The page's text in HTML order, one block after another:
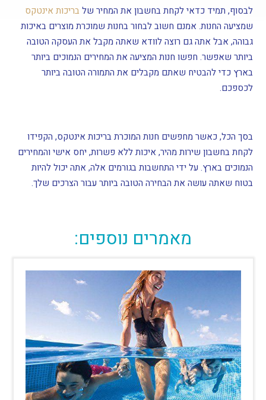
לבסוף, תמיד כדאי לקחת בחשבון את המחיר של בריכות אינטקס
שמציעה החנות. אמנם חשוב לבחור בחנות שמוכרת מוצרים באיכות
גבוהה, אבל אתה גם רוצה לוודא שאתה מקבל את העסקה הטובה
ביותר שאפשר. חפשו חנות המציעה את המחירים הנמוכים ביותר
בארץ כדי להבטיח שאתם מקבלים את התמורה הטובה ביותר
לכספכם.
בסך הכל, כאשר מחפשים חנות המוכרת בריכות אינטקס, הקפידו
לקחת בחשבון שירות מהיר, איכות ללא פשרות, יחס אישי והמחירים
הנמוכים בארץ. על ידי התחשבות בגורמים אלה, אתה יכול להיות
בטוח שאתה עושה את הבחירה הטובה ביותר עבור הצרכים שלך.
מאמרים נוספים: